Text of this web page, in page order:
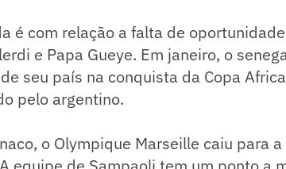
é com relação a falta de
e Papa Gueye. Em janeiro, o
seu país na conquista da Copa
pelo argentino.
o Olympique Marseille caiu para a